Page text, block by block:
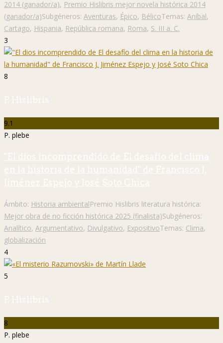
2014 (ganador/a), Premio Hislibris mejor novela histórica 2014
(ganador/a)Subgéneros: Aventuras, Épico, BélicoTemas: Aníbal,
Cartago, Hispania, República romana, Roma, S. III a. C.
3
8
P. Hislibris
9.1
P. plebe
"El dios incomprendido de El desafío del clima
en la historia de la humanidad" de Francisco J.
Jiménez Espejo y José Soto Chica
Ámbito: Historia ambientalPremio Hislibris literatura histórica:
Mejor obra de no ficción histórica 2025 (finalista)Subgéneros:
Analítico, Argumentativo, Divulgativo, ExpositivoTemas: Clima,
globalización
4
5
P. Hislibris
8
P. plebe